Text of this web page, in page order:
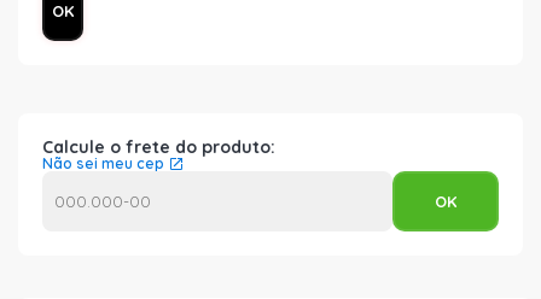
Calcule o frete do produto:
Não sei meu cep